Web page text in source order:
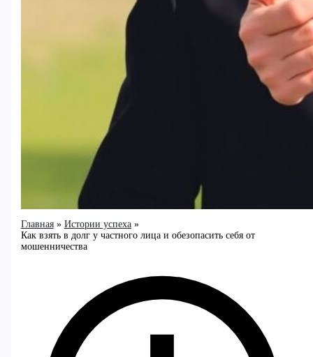
Главная
Истории успеха
Как взять в долг у частного лица и обезопасить себя от
мошенничества